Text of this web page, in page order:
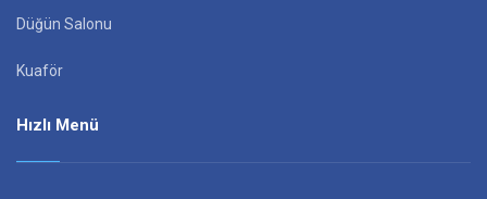
Düğün Salonu
Kuaför
Hızlı Menü